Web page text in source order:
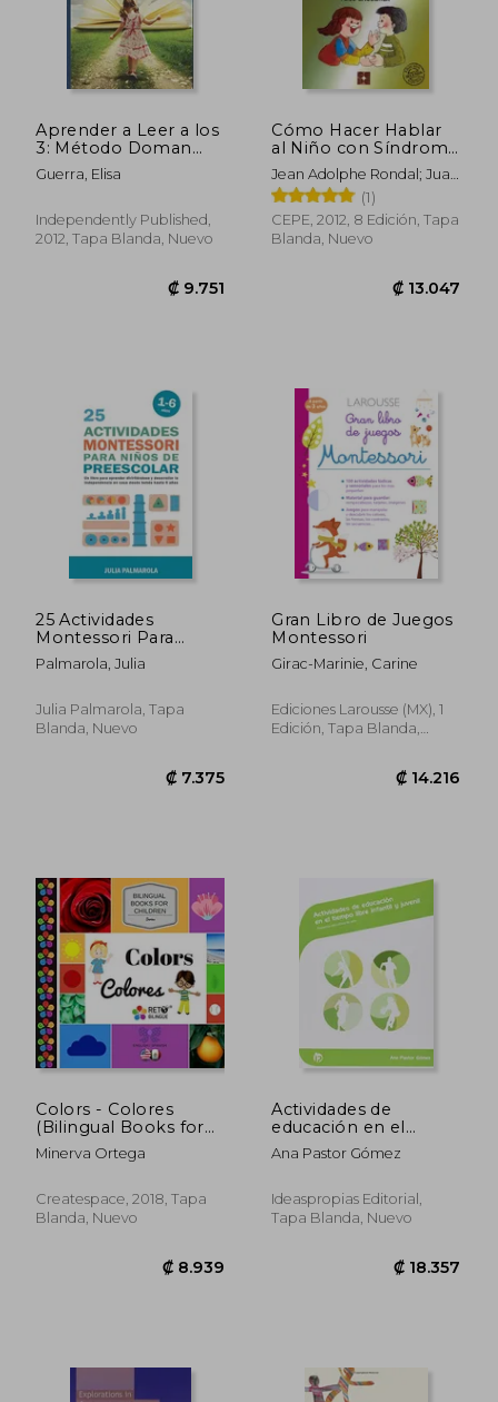
₡ 14.216 ₡
Aprender a Leer a los
3: Método Doman
Aplicado en el Aula
Preescolar
Guerra, Elisa
Independently Published,
2012, Tapa Blanda, Nuevo
Cómo Hacer Hablar
al Niño con Síndrome
de Down y Mejorar su
Lenguaje. Un
Programa de
Intervención
Psicolingüística: Un
Especial y Dificultades
Jean Adolphe Rondal; Juan
Perera Mezquida
(1)
CEPE, 2012, 8 Edición, Tapa
Blanda, Nuevo
25 Actividades
Montessori Para
Niños de Preescolar:
Un Libro Para
Divirtiéndose Y
Desarrollar la
Palmarola, Julia
Julia Palmarola, Tapa
Blanda, Nuevo
Gran Libro de Juegos
Montessori
Girac-Marinie, Carine
Ediciones Larousse (MX), 1
Edición, Tapa Blanda,
Colors - Colores
(Bilingual Books for
Children, English and
Spanish) (Volume 4)
Minerva Ortega
Createspace, 2018, Tapa
Blanda, Nuevo
Actividades de
educación en el
tiempo libre infantil y
juvenil: Proyectos
(Servicios
socioculturales y a la
Ana Pastor Gómez
Ideaspropias Editorial,
Tapa Blanda, Nuevo